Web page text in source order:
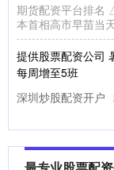
期货配资平台排名
本首相高市早苗当
提供股票配资公司
每周增至5班
深圳炒股配资开户
期出行旺季到来，
炒股交易系统 和